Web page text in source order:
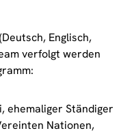
Englisch,
verfolgt werden
ehemaliger Ständiger
Nationen,